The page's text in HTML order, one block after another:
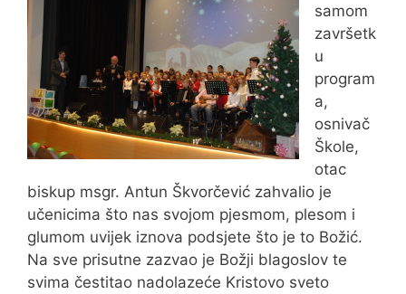
samom
završetk
u
program
a,
osnivač
Škole,
otac
biskup msgr. Antun Škvorčević zahvalio je
učenicima što nas svojom pjesmom, plesom i
glumom uvijek iznova podsjete što je to Božić.
Na sve prisutne zazvao je Božji blagoslov te
svima čestitao nadolazeće Kristovo sveto